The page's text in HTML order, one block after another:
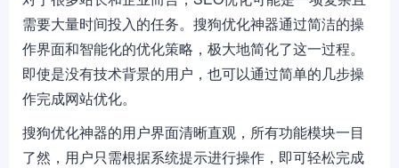
需要大量时间投入的任务。搜狗优化神器通过简洁的操
作界面和智能化的优化策略，极大地简化了这一过程。
即使是没有技术背景的用户，也可以通过简单的几步操
作完成网站优化。
搜狗优化神器的用户界面清晰直观，所有功能模块一目
了然，用户只需根据系统提示进行操作，即可轻松完成